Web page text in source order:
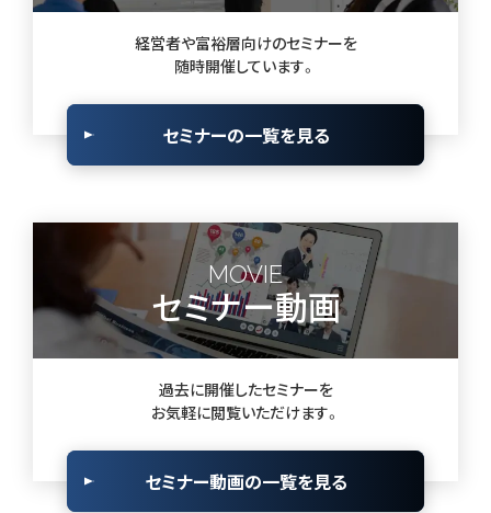
経営者や富裕層向けのセミナーを
随時開催しています。
セミナーの一覧を見る
MOVIE
セミナー動画
過去に開催したセミナーを
お気軽に閲覧いただけます。
セミナー動画の一覧を見る